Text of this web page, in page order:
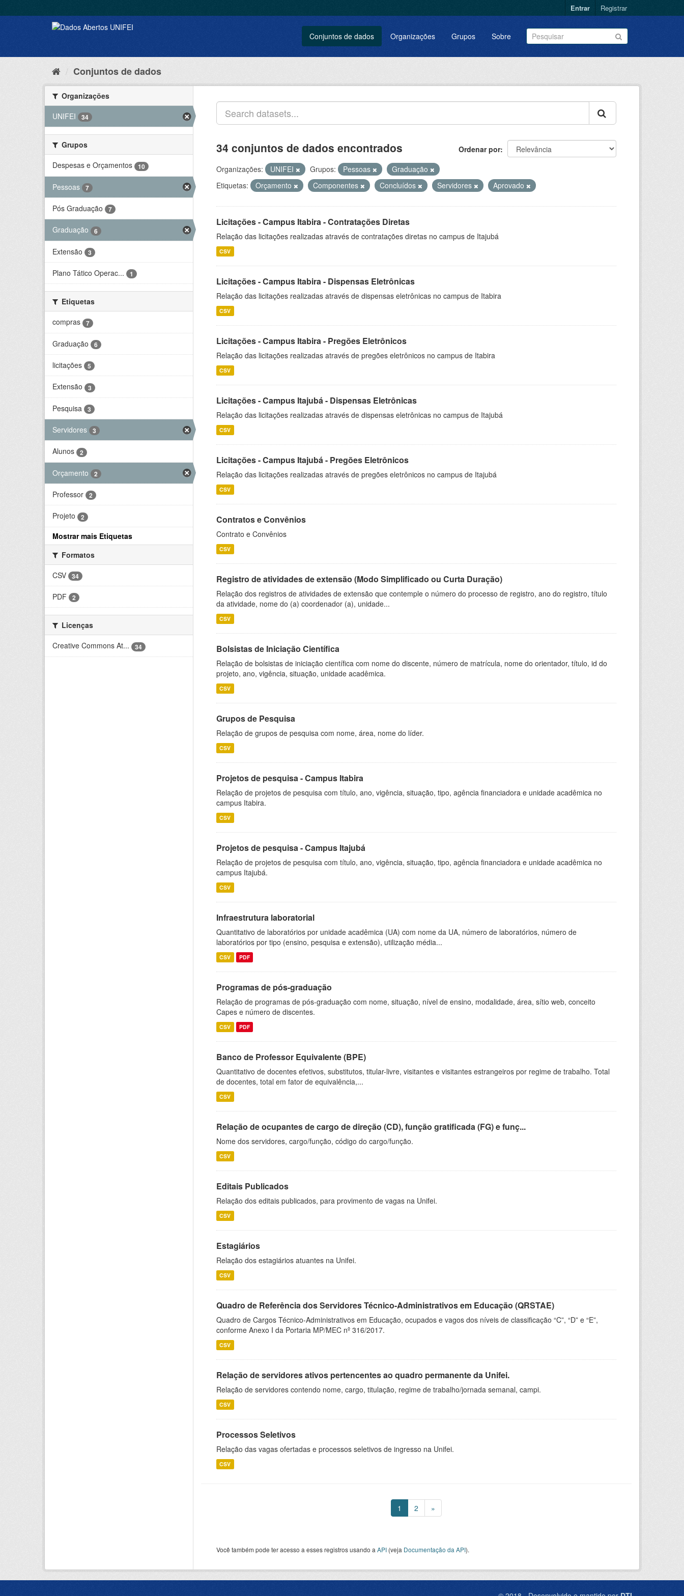
Entrar Registrar
Conjuntos de dados Organizações Grupos Sobre
Conjuntos de dados
Organizações
UNIFEI
34
Grupos
Despesas e Orçamentos
10
Pessoas 7
Pós Graduação 7
Graduação 6
Extensão 3
Plano Tático Operac... 1
Etiquetas
compras
7
Graduação 6
licitações 5
Extensão 3
Pesquisa 3
Servidores 3
Alunos 2
Orçamento 2
Professor 2
Projeto 2
Mostrar mais Etiquetas
Formatos
CSV
34
PDF 2
Licenças
Creative Commons At...
34
Ordenar por
34 conjuntos de dados encontrados
Organizações: UNIFEI Grupos: Pessoas
Graduação
Etiquetas:
Orçamento Componentes Concluídos Servidores Aprovado
Licitações - Campus Itabira - Contratações Diretas
Relação das licitações realizadas através de contratações diretas no campus de Itajubá
CSV
Licitações - Campus Itabira - Dispensas Eletrônicas
Relação das licitações realizadas através de dispensas eletrônicas no campus de Itabira
CSV
Licitações - Campus Itabira - Pregões Eletrônicos
Relação das licitações realizadas através de pregões eletrônicos no campus de Itabira
CSV
Licitações - Campus Itajubá - Dispensas Eletrônicas
Relação das licitações realizadas através de dispensas eletrônicas no campus de Itajubá
CSV
Licitações - Campus Itajubá - Pregões Eletrônicos
Relação das licitações realizadas através de pregões eletrônicos no campus de Itajubá
CSV
Contratos e Convênios
Contrato e Convênios
CSV
Registro de atividades de extensão (Modo Simplificado ou Curta Duração)
Relação dos registros de atividades de extensão que contemple o número do processo de registro, ano do registro, título
da atividade, nome do (a) coordenador (a), unidade...
CSV
Bolsistas de Iniciação Científica
Relação de bolsistas de iniciação científica com nome do discente, número de matrícula, nome do orientador, título, id do
projeto, ano, vigência, situação, unidade acadêmica.
CSV
Grupos de Pesquisa
Relação de grupos de pesquisa com nome, área, nome do líder.
CSV
Projetos de pesquisa - Campus Itabira
Relação de projetos de pesquisa com título, ano, vigência, situação, tipo, agência financiadora e unidade acadêmica no
campus Itabira.
CSV
Projetos de pesquisa - Campus Itajubá
Relação de projetos de pesquisa com título, ano, vigência, situação, tipo, agência financiadora e unidade acadêmica no
campus Itajubá.
CSV
Infraestrutura laboratorial
Quantitativo de laboratórios por unidade acadêmica (UA) com nome da UA, número de laboratórios, número de
laboratórios por tipo (ensino, pesquisa e extensão), utilização média...
CSV PDF
Programas de pós-graduação
Relação de programas de pós-graduação com nome, situação, nível de ensino, modalidade, área, sítio web, conceito
Capes e número de discentes.
CSV PDF
Banco de Professor Equivalente (BPE)
Quantitativo de docentes efetivos, substitutos, titular-livre, visitantes e visitantes estrangeiros por regime de trabalho. Total
de docentes, total em fator de equivalência,...
CSV
Relação de ocupantes de cargo de direção (CD), função gratificada (FG) e funç...
Nome dos servidores, cargo/função, código do cargo/função.
CSV
Editais Publicados
Relação dos editais publicados, para provimento de vagas na Unifei.
CSV
Estagiários
Relação dos estagiários atuantes na Unifei.
CSV
Quadro de Referência dos Servidores Técnico-Administrativos em Educação (QRSTAE)
Quadro de Cargos Técnico-Administrativos em Educação, ocupados e vagos dos níveis de classificação “C”, “D” e “E”,
conforme Anexo I da Portaria MP/MEC nº 316/2017.
CSV
Relação de servidores ativos pertencentes ao quadro permanente da Unifei.
Relação de servidores contendo nome, cargo, titulação, regime de trabalho/jornada semanal, campi.
CSV
Processos Seletivos
Relação das vagas ofertadas e processos seletivos de ingresso na Unifei.
CSV
1 2 »
Você também pode ter acesso a esses registros usando a API (veja Documentação da API).